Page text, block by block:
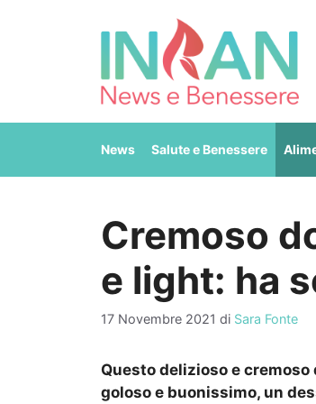
News Salute e Benessere
Cremoso
e light: ha
17 Novembre 2021 di Sara Fonte
Questo delizioso e
goloso e buonissimo, un